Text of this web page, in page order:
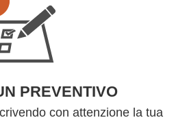
PREVENTIVO
con attenzione la tua